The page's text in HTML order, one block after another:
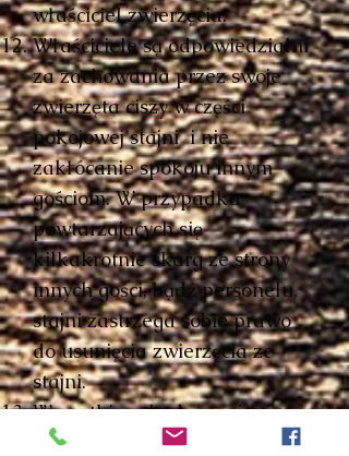
właściciel zwierzęcia.
Właściciele są odpowiedzialni
za zachowania przez swoje
zwierzęta ciszy w części
pokojowej stajni i nie
zakłócanie spokoju innym
gościom. W przypadku
powtarzających się
kilkakrotnie skarg ze strony
innych gości, bądź personelu,
stajni zastrzega sobie prawo
do usunięcia zwierzęcia ze
stajni.
Wszystkie szkody w mieniu
stajni, bądź mieniu innych